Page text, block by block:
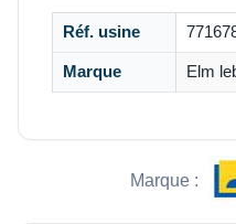
Réf. usine
Marque Elm
Marque :